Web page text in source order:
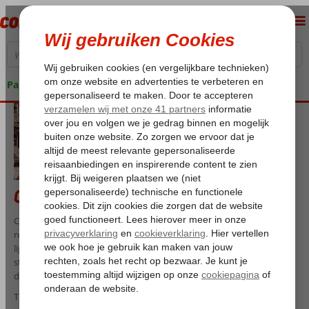
Pakketgarantie
Cook’s Club Hotels
Cook’s Club is een hippe hotelketen voor volwassenen, waar een
relaxte sfeer, modern design en goed eten centraal staan. De hotels
liggen op zonnige bestemmingen zoals Rhodos en Corfu, dichtbij
strand en gezellige plekken om uit eten te gaan of een drankje te
doen.
Tijdens je verblijf geniet je van moderne kamers, een stijlvol